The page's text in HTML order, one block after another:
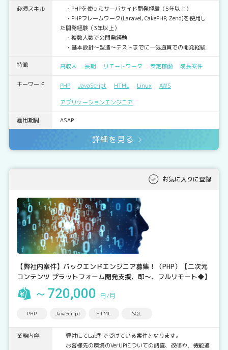
必須スキル
・PHPを使ったサーバサイド開発経験（5年以上）
・PHPフレームワーク(Laravel, CakePHP, Zend)を使用し
た開発経験（3年以上）
・複数人数での開発経験
・基本設計～製造～テストまでに一気通貫での開発経験
特徴 高収入 長期 リモートワーク 安定稼働 成長案件
キーワード PHP JavaScript HTML Linux AWS
アプリケーションエンジニア
雇用期間 ASAP
詳細を見る
お気に入りに登録
【弊社内案件】バックエンドエンジニア募集！（PHP）【二次元
コンテンツ プラットフォーム開発支援、即～、フルリモート◆】
～720,000 円/月
PHP JavaScript HTML SQL
業務内容
弊社にてLab型で受けている案件となります。
お客様先の環境のVerUPについての調査、改修や、機能追